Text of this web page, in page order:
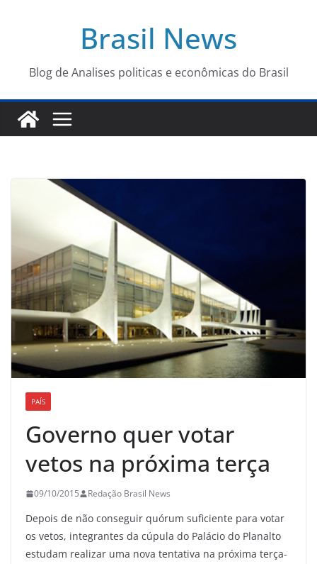
conteúdo
Brasil News
Blog de Analises politicas e econômicas do Brasil
PAÍS
Governo quer votar
vetos na próxima terça
09/10/2015 Redação Brasil News
Depois de não conseguir quórum suficiente para votar
os vetos, integrantes da cúpula do Palácio do Planalto
estudam realizar uma nova tentativa na próxima terça-